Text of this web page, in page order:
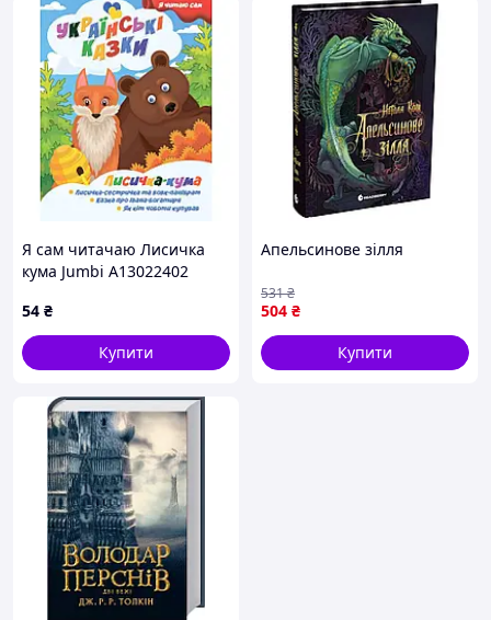
Я сам читачаю Лисичка
кума Jumbi A13022402
54 ₴
Купити
Апельсинове зілля
504 ₴
531₴
Купити